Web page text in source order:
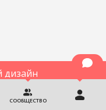
СООБЩЕСТВО
дизайн
права защищены